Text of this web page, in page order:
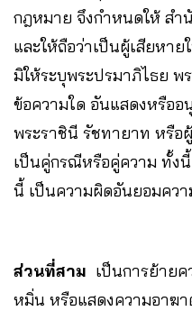
กฎหมาย จึงกำหนดให้ สำ
และให้ถือว่าเป็นผู้เสียหา
มิให้ระบุพระปรมาภิไธย พ
ข้อความใด อันแสดงหรือ
พระราชินี รัชทายาท หรือ
เป็นคู่กรณีหรือคู่ความ ทั้ง
นี้ เป็นความผิดอันยอมควา
ส่วนที่สาม เป็นการย้าย
หมิ่น หรือแสดงความอาฆ